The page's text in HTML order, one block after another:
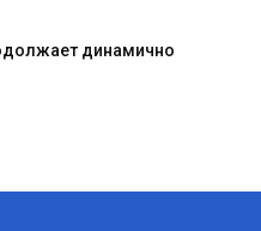
динамично